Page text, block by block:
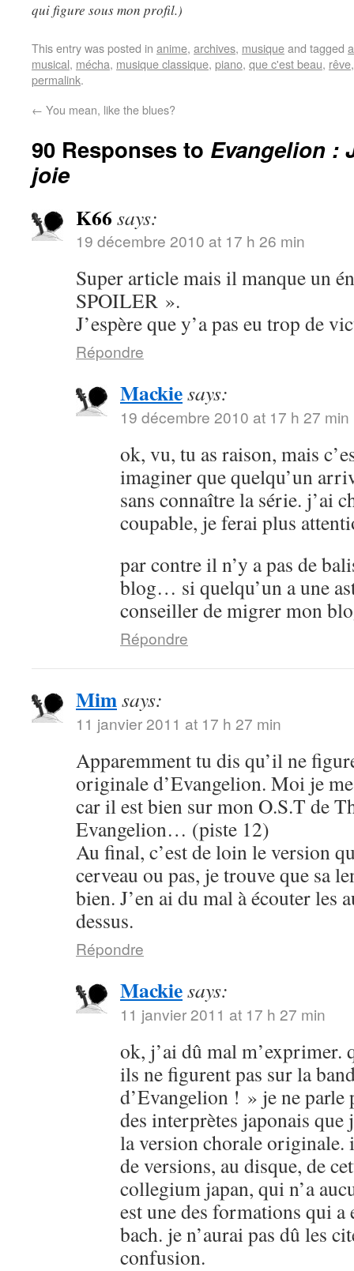
qui figure sous mon profil.)
This entry was posted in anime, archives, musiqueand tagged
musical, mécha, musique classique, piano, que c'est beau, rêve
permalink.
← You mean, like the blues?
90 Responses to Evangelion :
joie
K66 says:
19 décembre 2010 at 17 h 26 min
Super article mais il manque un
SPOILER ».
J’espère que y’a pas eu trop de
Répondre
Mackiesays:
19 décembre 2010 at 17 h 27 min
ok, vu, tu as raison, mais
imaginer que quelqu’un
sans connaître la série. j’ai
coupable, je ferai plus
par contre il n’y a pas de
blog… si quelqu’un a une
conseiller de migrer mon
Répondre
Mimsays:
11 janvier 2011 at 17 h 27 min
Apparemment tu dis qu’il ne
originale d’Evangelion. Moi je
car il est bien sur mon O.S.T de
Evangelion… (piste 12)
Au final, c’est de loin le version
cerveau ou pas, je trouve que sa
bien. J’en ai du mal à écouter les
dessus.
Répondre
Mackiesays:
11 janvier 2011 at 17 h 27 min
ok, j’ai dû mal m’exprimer.
ils ne figurent pas sur la
d’Evangelion ! » je ne parle
des interprètes japonais que
la version chorale originale.
de versions, au disque, de
collegium japan, qui n’a
est une des formations qui a
bach. je n’aurai pas dû les
confusion.